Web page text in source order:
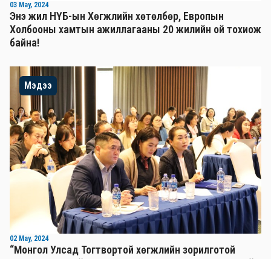
03 May, 2024
Энэ жил НҮБ-ын Хөгжлийн хөтөлбөр, Европын
Холбооны хамтын ажиллагааны 20 жилийн ой тохиож
байна!
Мэдээ
02 May, 2024
“Монгол Улсад Тогтвортой хөгжлийн зорилготой